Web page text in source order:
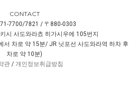
CONTACT
7700/7821 / 〒880-0303
시 사도와라쵸 히가시우에 105번지
서 차로 약 15분/ JR 닛포선 사도와라역 하차 후
차로 약 10분)
관/ 개인정보취급방침